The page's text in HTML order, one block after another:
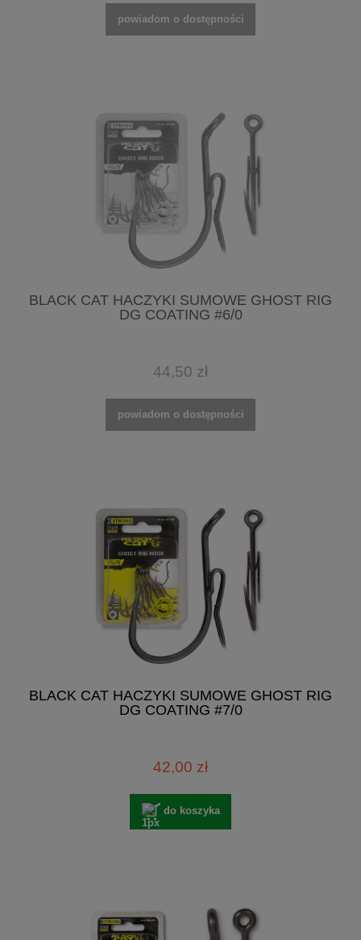
powiadom o dostępności
BLACK CAT HACZYKI SUMOWE GHOST RIG
DG COATING #6/0
44,50 zł
powiadom o dostępności
BLACK CAT HACZYKI SUMOWE GHOST RIG
DG COATING #7/0
42,00 zł
do koszyka